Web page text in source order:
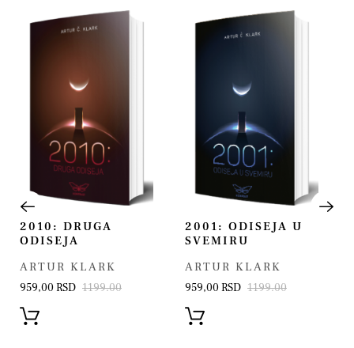
2010: DRUGA
ODISEJA
ARTUR KLARK
959,00 RSD 1199.00
2001: ODISEJA U
SVEMIRU
ARTUR KLARK
959,00 RSD 1199.00